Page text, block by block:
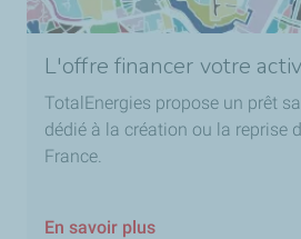
L'offre financer votre
TotalEnergies propose un prêt
dédié à la création ou la reprise
France.
En savoir plus